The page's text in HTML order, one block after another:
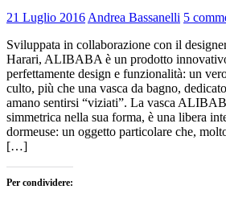
21 Luglio 2016 Andrea Bassanelli 5
Sviluppata in collaborazione con il
Harari, ALIBABA è un prodotto
perfettamente design e funzionalità: un
culto, più che una vasca da bagno,
amano sentirsi “viziati”. La vasca
simmetrica nella sua forma, è una libera
dormeuse: un oggetto particolare che,
[…]
Per condividere: